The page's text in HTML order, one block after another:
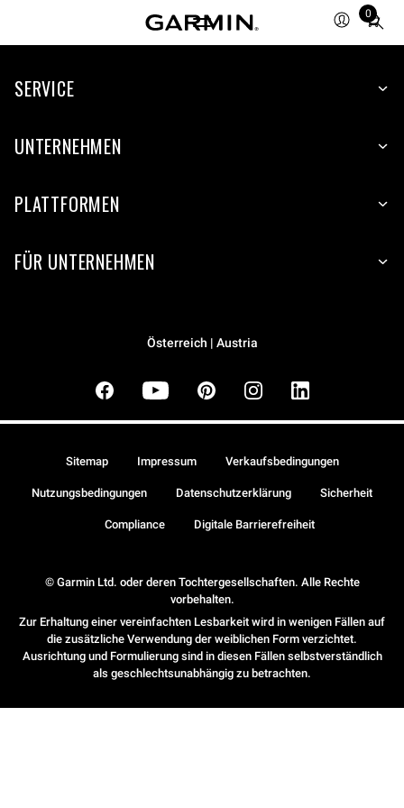
0
Total
SERVICE
UNTERNEHMEN
PLATTFORMEN
FÜR UNTERNEHMEN
Österreich | Austria
© Garmin Ltd. oder deren Tochtergesellschaften. Alle Rechte
vorbehalten.
Zur Erhaltung einer vereinfachten Lesbarkeit wird in wenigen Fällen auf
die zusätzliche Verwendung der weiblichen Form verzichtet.
Ausrichtung und Formulierung sind in diesen Fällen selbstverständlich
als geschlechtsunabhängig zu betrachten.
Sitemap Impressum Verkaufsbedingungen
Nutzungsbedingungen Datenschutzerklärung Sicherheit
Compliance Digitale Barrierefreiheit